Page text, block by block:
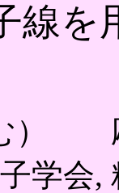
線を
）
学会,